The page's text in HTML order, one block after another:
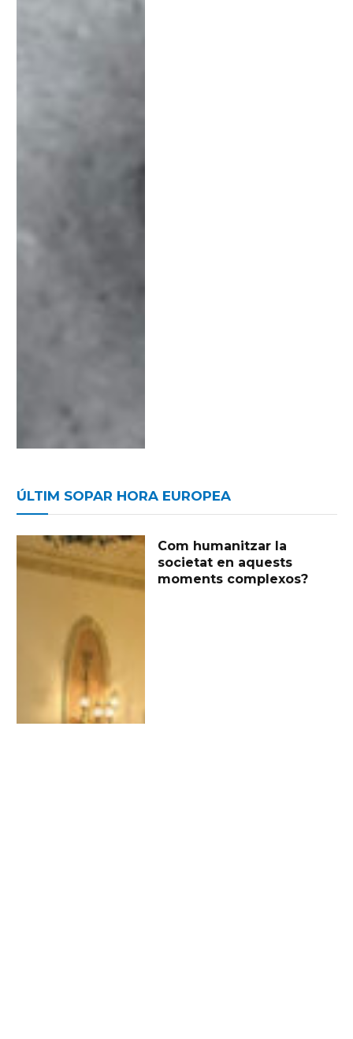
ÚLTIM SOPAR HORA EUROPEA
Com humanitzar la
societat en aquests
moments complexos?